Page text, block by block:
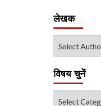
लेखक
विषय चुनें